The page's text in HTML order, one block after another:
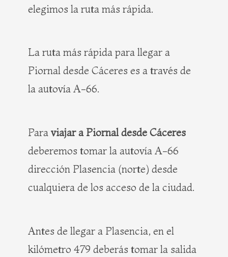
elegimos la ruta más rápida.
La ruta más rápida para llegar a
Piornal desde Cáceres es a través de
la autovía A-66.
Para viajar a Piornal desde Cáceres
deberemos tomar la autovía A-66
dirección Plasencia (norte) desde
cualquiera de los acceso de la ciudad.
Antes de llegar a Plasencia, en el
kilómetro 479 deberás tomar la salida